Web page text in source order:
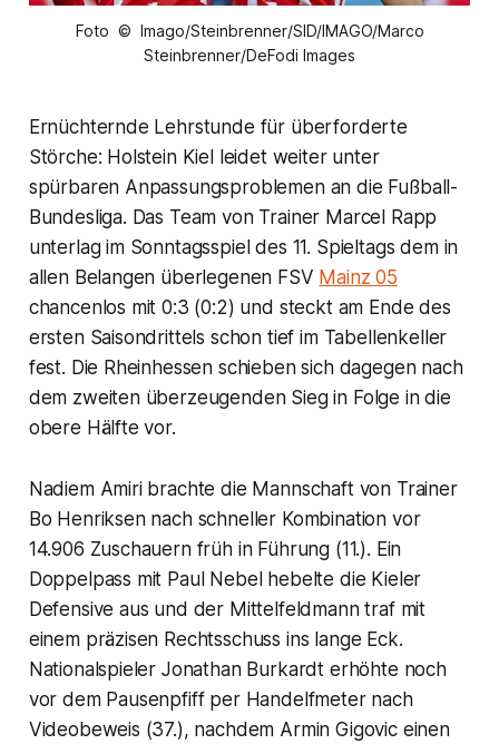
Foto © Imago/Steinbrenner/SID/IMAGO/Marco
Steinbrenner/DeFodi Images
Ernüchternde Lehrstunde für überforderte
Störche: Holstein Kiel leidet weiter unter
spürbaren Anpassungsproblemen an die Fußball-
Bundesliga. Das Team von Trainer Marcel Rapp
unterlag im Sonntagsspiel des 11. Spieltags dem in
allen Belangen überlegenen FSV Mainz 05
chancenlos mit 0:3 (0:2) und steckt am Ende des
ersten Saisondrittels schon tief im Tabellenkeller
fest. Die Rheinhessen schieben sich dagegen nach
dem zweiten überzeugenden Sieg in Folge in die
obere Hälfte vor.
Nadiem Amiri brachte die Mannschaft von Trainer
Bo Henriksen nach schneller Kombination vor
14.906 Zuschauern früh in Führung (11.). Ein
Doppelpass mit Paul Nebel hebelte die Kieler
Defensive aus und der Mittelfeldmann traf mit
einem präzisen Rechtsschuss ins lange Eck.
Nationalspieler Jonathan Burkardt erhöhte noch
vor dem Pausenpfiff per Handelfmeter nach
Videobeweis (37.), nachdem Armin Gigovic einen